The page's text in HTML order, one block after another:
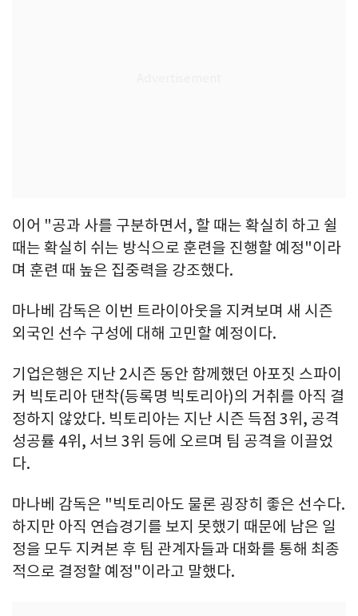
이어 "공과 사를 구분하면서, 할 때는 확실히 하고 쉴
때는 확실히 쉬는 방식으로 훈련을 진행할 예정"이라
며 훈련 때 높은 집중력을 강조했다.
마나베 감독은 이번 트라이아웃을 지켜보며 새 시즌
외국인 선수 구성에 대해 고민할 예정이다.
기업은행은 지난 2시즌 동안 함께했던 아포짓 스파이
커 빅토리아 댄착(등록명 빅토리아)의 거취를 아직 결
정하지 않았다. 빅토리아는 지난 시즌 득점 3위, 공격
성공률 4위, 서브 3위 등에 오르며 팀 공격을 이끌었
다.
마나베 감독은 "빅토리아도 물론 굉장히 좋은 선수다.
하지만 아직 연습경기를 보지 못했기 때문에 남은 일
정을 모두 지켜본 후 팀 관계자들과 대화를 통해 최종
적으로 결정할 예정"이라고 말했다.